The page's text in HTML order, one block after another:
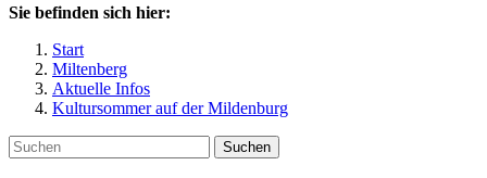
Sie befinden sich hier:
Start
Miltenberg
Aktuelle Infos
Kultursommer auf der Mildenburg
Suchen